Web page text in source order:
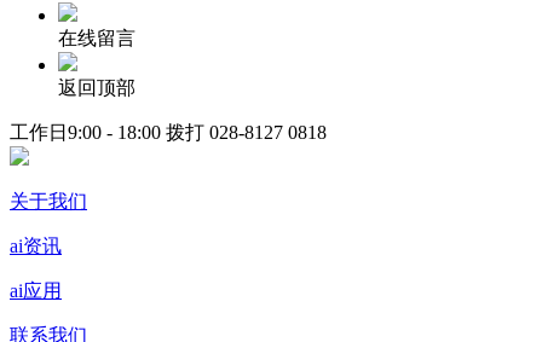
在线留言
返回顶部
工作日9:00 - 18:00 拨打 028-8127 0818
关于我们
ai资讯
ai应用
联系我们